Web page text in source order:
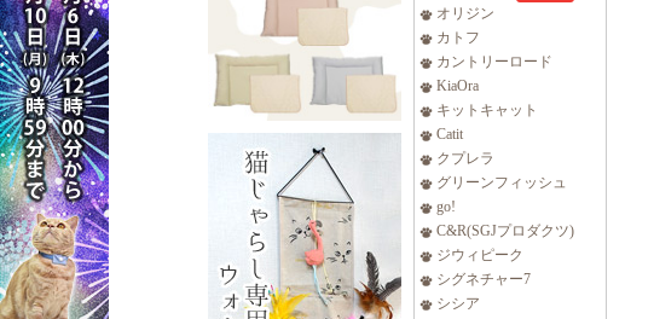
オリジン
カトフ
カントリーロード
KiaOra
キットキャット
Catit
クプレラ
グリーンフィッシュ
go!
C&R(SGJプロダクツ)
ジウィピーク
シグネチャー7
シシア